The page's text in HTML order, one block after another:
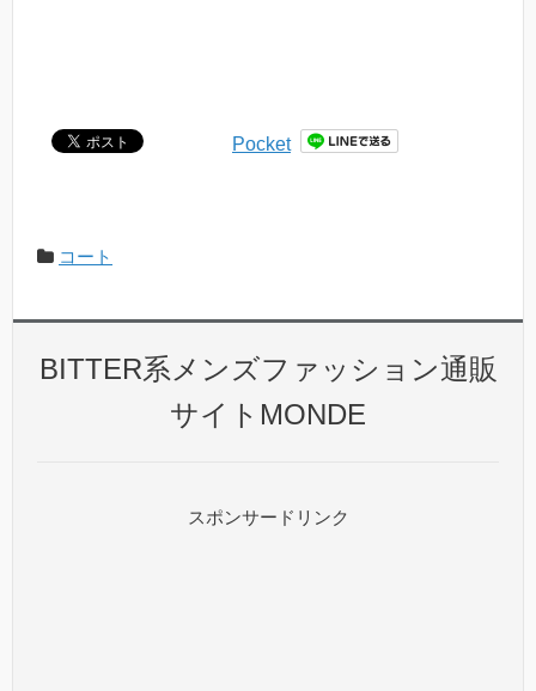
Pocket
コート
BITTER系メンズファッション通販
サイトMONDE
スポンサードリンク